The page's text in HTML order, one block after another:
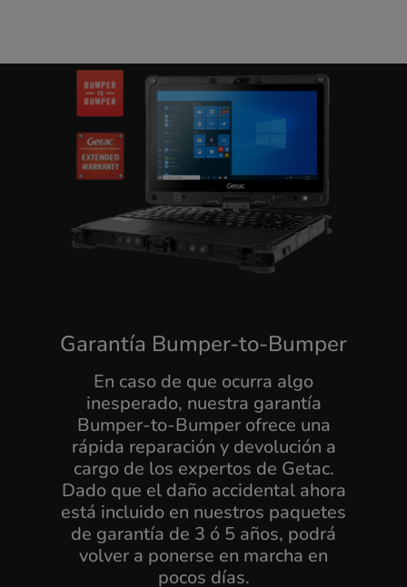
Garantía Bumper-to-Bumper
En caso de que ocurra algo
inesperado, nuestra garantía
Bumper-to-Bumper ofrece una
rápida reparación y devolución a
cargo de los expertos de Getac.
Dado que el daño accidental ahora
está incluido en nuestros paquetes
de garantía de 3 ó 5 años, podrá
volver a ponerse en marcha en
pocos días.